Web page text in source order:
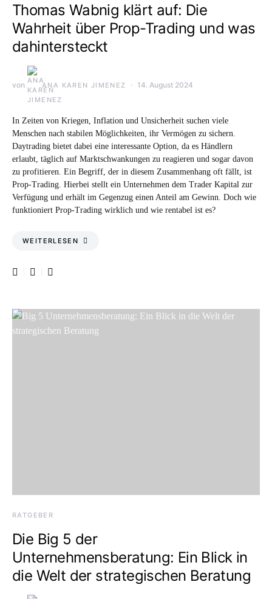
Thomas Wabnig klärt auf: Die
Wahrheit über Prop-Trading und was
dahintersteckt
von ANA KAREN JIMENEZ 14. August 2024
In Zeiten von Kriegen, Inflation und Unsicherheit suchen viele
Menschen nach stabilen Möglichkeiten, ihr Vermögen zu sichern.
Daytrading bietet dabei eine interessante Option, da es Händlern
erlaubt, täglich auf Marktschwankungen zu reagieren und sogar davon
zu profitieren. Ein Begriff, der in diesem Zusammenhang oft fällt, ist
Prop-Trading. Hierbei stellt ein Unternehmen dem Trader Kapital zur
Verfügung und erhält im Gegenzug einen Anteil am Gewinn. Doch wie
funktioniert Prop-Trading wirklich und wie rentabel ist es?
WEITERLESEN
RATGEBER
Die Big 5 der
Unternehmensberatung: Ein Blick in
die Welt der strategischen Beratung